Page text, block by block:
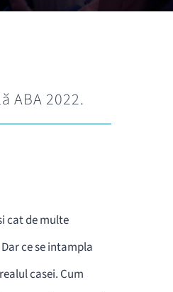
ABA 2022.
cat de multe
ce se intampla
casei. Cum